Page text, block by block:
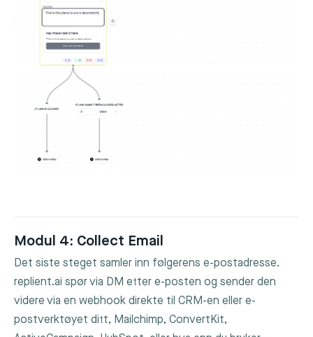
Modul 4: Collect Email
Det siste steget samler inn følgerens e-postadresse.
replient.ai spør via DM etter e-posten og sender den
videre via en webhook direkte til CRM-en eller e-
postverktøyet ditt, Mailchimp, ConvertKit,